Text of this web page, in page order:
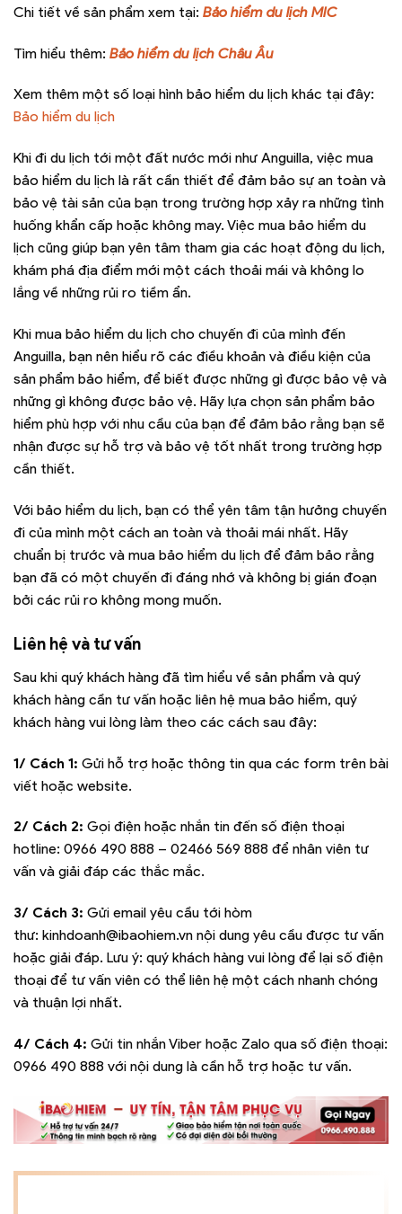
Chi tiết về sản phẩm xem tại: Bảo hiểm du lịch MIC
Tìm hiểu thêm: Bảo hiểm du lịch Châu Âu
Xem thêm một số loại hình bảo hiểm du lịch khác tại đây:
Bảo hiểm du lịch
Khi đi du lịch tới một đất nước mới như Anguilla, việc mua
bảo hiểm du lịch là rất cần thiết để đảm bảo sự an toàn và
bảo vệ tài sản của bạn trong trường hợp xảy ra những tình
huống khẩn cấp hoặc không may. Việc mua bảo hiểm du
lịch cũng giúp bạn yên tâm tham gia các hoạt động du lịch,
khám phá địa điểm mới một cách thoải mái và không lo
lắng về những rủi ro tiềm ẩn.
Khi mua bảo hiểm du lịch cho chuyến đi của mình đến
Anguilla, bạn nên hiểu rõ các điều khoản và điều kiện của
sản phẩm bảo hiểm, để biết được những gì được bảo vệ và
những gì không được bảo vệ. Hãy lựa chọn sản phẩm bảo
hiểm phù hợp với nhu cầu của bạn để đảm bảo rằng bạn sẽ
nhận được sự hỗ trợ và bảo vệ tốt nhất trong trường hợp
cần thiết.
Với bảo hiểm du lịch, bạn có thể yên tâm tận hưởng chuyến
đi của mình một cách an toàn và thoải mái nhất. Hãy
chuẩn bị trước và mua bảo hiểm du lịch để đảm bảo rằng
bạn đã có một chuyến đi đáng nhớ và không bị gián đoạn
bởi các rủi ro không mong muốn.
Liên hệ và tư vấn
Sau khi quý khách hàng đã tìm hiểu về sản phẩm và quý
khách hàng cần tư vấn hoặc liên hệ mua bảo hiểm, quý
khách hàng vui lòng làm theo các cách sau đây:
1/ Cách 1: Gửi hỗ trợ hoặc thông tin qua các form trên bài
viết hoặc website.
2/ Cách 2: Gọi điện hoặc nhắn tin đến số điện thoại
hotline: 0966 490 888 – 02466 569 888 để nhân viên tư
vấn và giải đáp các thắc mắc.
3/ Cách 3: Gửi email yêu cầu tới hòm
thư: kinhdoanh@ibaohiem.vn nội dung yêu cầu được tư vấn
hoặc giải đáp. Lưu ý: quý khách hàng vui lòng để lại số điện
thoại để tư vấn viên có thể liên hệ một cách nhanh chóng
và thuận lợi nhất.
4/ Cách 4: Gửi tin nhắn Viber hoặc Zalo qua số điện thoại:
0966 490 888 với nội dung là cần hỗ trợ hoặc tư vấn.